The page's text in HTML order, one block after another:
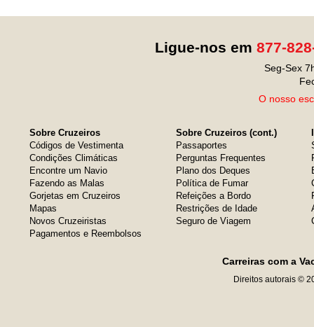
Ligue-nos em 877-
Seg-Sex
O nosso
Sobre Cruzeiros
Códigos de Vestimenta
Condições Climáticas
Encontre um Navio
Fazendo as Malas
Gorjetas em Cruzeiros
Mapas
Novos Cruzeiristas
Pagamentos e Reembolsos
Sobre Cruzeiros (cont.)
Passaportes
Perguntas Frequentes
Plano dos Deques
Política de Fumar
Refeições a Bordo
Restrições de Idade
Seguro de Viagem
Carreiras com a
Direitos autorais ©